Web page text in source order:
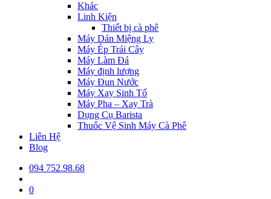
Khác
Linh Kiện
Thiết bị cà phê
Máy Dán Miệng Ly
Máy Ép Trái Cây
Máy Làm Đá
Máy định lượng
Máy Đun Nước
Máy Xay Sinh Tố
Máy Pha – Xay Trà
Dụng Cụ Barista
Thuốc Vệ Sinh Máy Cà Phê
Liên Hệ
Blog
094 752.98.68
0